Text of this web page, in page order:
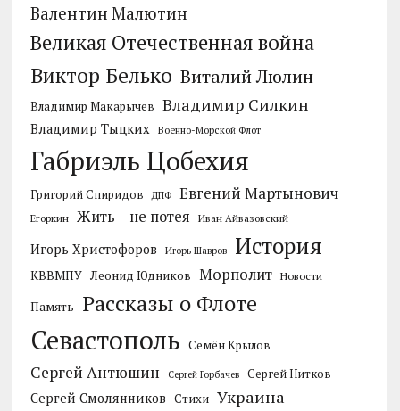
Валентин Малютин
Великая Отечественная война
Виктор Белько Виталий Люлин
Владимир Макарычев Владимир Силкин
Владимир Тыцких Военно-Морской Флот
Габриэль Цобехия
Григорий Спиридов ДПФ Евгений Мартынович
Егоркин Жить – не потея Иван Айвазовский
Игорь Христофоров Игорь Шавров История
КВВМПУ Леонид Юдников Морполит Новости
Память Рассказы о Флоте
Севастополь Семён Крылов
Сергей Антюшин Сергей Горбачев Сергей Нитков
Сергей Смолянников Стихи Украина